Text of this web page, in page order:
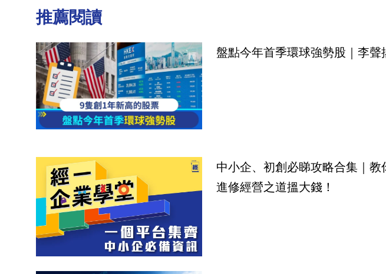
推薦閱讀
盤點今年首季環球強勢股｜李聲
中小企、初創必睇攻略合集｜教
進修經營之道搵大錢！